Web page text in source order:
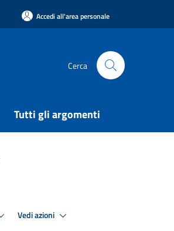
Accedi all'area personale
Cerca
Tutti gli argomenti
Vedi azioni